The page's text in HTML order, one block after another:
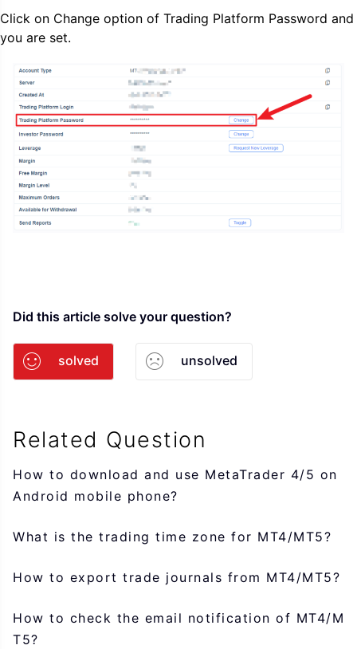
Click on Change option of Trading Platform Password and
you are set.
Did this article solve your question?
solved unsolved
Related Question
How to download and use MetaTrader 4/5 on
Android mobile phone?
What is the trading time zone for MT4/MT5?
How to export trade journals from MT4/MT5?
How to check the email notification of MT4/M
T5?